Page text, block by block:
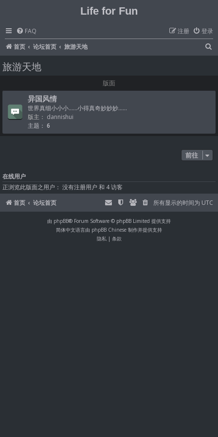
Life for Fun
FAQ 登录
注册
首页
论坛首页 旅游天地
旅游天地
版面
异国风情
世界真细小小小......小得真奇妙妙妙......
版主： dannishui
主题： 6
前往
在线用户
正浏览此版面之用户： 没有注册用户 和 4 访客
首页
论坛首页 所有显示的时间为 UTC
由 phpBB® Forum Software © phpBB Limited 提供支持
简体中文语言由 phpBB Chinese 制作并提供支持
隐私| 条款